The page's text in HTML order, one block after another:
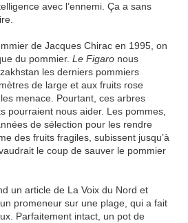
avec l’ennemi. Ça a sans
de Jacques Chirac en 1995, on
du pommier. Le Figaro nous
les derniers pommiers
de large et aux fruits rose
menace. Pourtant, ces arbres
pourraient nous aider. Les pommes,
de sélection pour les rendre
des fruits fragiles, subissent jusqu’à
le coup de sauver le pommier
un article de La Voix du Nord et
promeneur sur une plage, qui a fait
Parfaitement intact, un pot de